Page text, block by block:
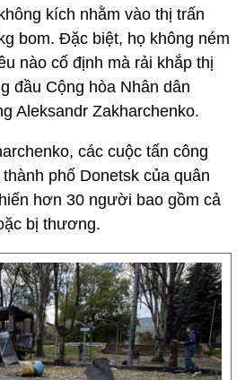
kích nhằm vào thị trấn
bom. Đặc biệt, họ không ném
nào cố định mà rải khắp thị
đầu Cộng hòa Nhân dân
Aleksandr Zakharchenko.
các cuộc tấn công
phố Donetsk của quân
hơn 30 người bao gồm cả
bị thương.